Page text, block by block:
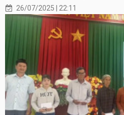
26/07/2025 | 22:11